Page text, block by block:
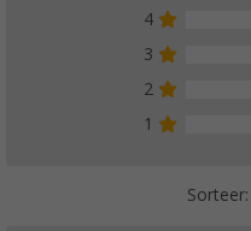
4
3
2
1
Sorteer: